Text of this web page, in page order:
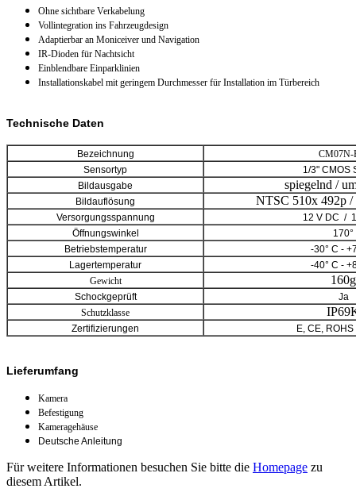
Ohne sichtbare Verkabelung
Vollintegration ins Fahrzeugdesign
Adaptierbar an Moniceiver und Navigation
IR-Dioden für Nachtsicht
Einblendbare Einparklinien
Installationskabel mit geringem Durchmesser für Installation im Türbereich
Technische Daten
Bezeichnung
CM07N-
Sensortyp
1/3" CMOS
Bildausgabe
spiegelnd /
Bildauflösung NTSC 510x 492p
Versorgungsspannung
12 V DC /
Öffnungswinkel
170°
Betriebstemperatur
-30° C -
Lagertemperatur
-40° C -
Gewicht
160g
Schockgeprüft
Ja
Schutzklasse
Zertifizierungen E, CE,
Lieferumfang
Kamera
Befestigung
Kameragehäuse
Deutsche Anleitung
Für weitere Informationen besuchen Sie bitte die Homepage zu
diesem Artikel.